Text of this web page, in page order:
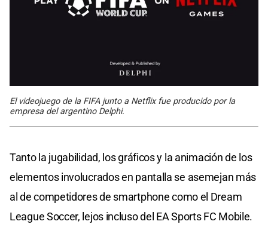
El videojuego de la FIFA junto a Netflix fue producido por la
empresa del argentino Delphi.
Tanto la jugabilidad, los gráficos y la animación de los
elementos involucrados en pantalla se asemejan más
al de competidores de smartphone como el Dream
League Soccer, lejos incluso del EA Sports FC Mobile.